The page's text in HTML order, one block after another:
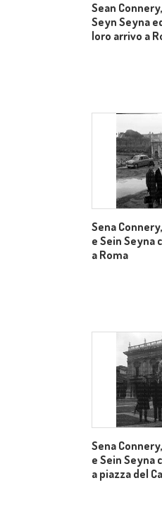
Sean
Seyn Seyna
loro arrivo a
Sena
e Sein Seyna
a Roma
Sena
e Sein Seyna
a piazza del